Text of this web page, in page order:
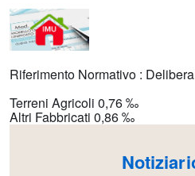
Riferimento Normativo :
Terreni Agricoli 0,76 ‰
Altri Fabbricati 0,86 ‰